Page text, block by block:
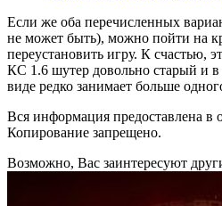
Если же оба перечисленных
не может быть), можно пойти на
переустановить игру. К счастью,
КС 1.6 шутер довольно старый и
виде редко занимает больше
Вся информация предоставлена в
Копирование запрещено.
Возможно, Вас заинтересуют